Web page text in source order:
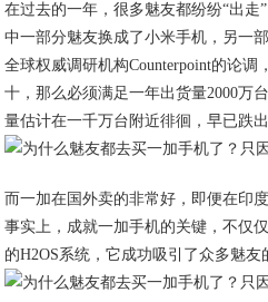
在过去的一年，很多魅友都纷纷“出
中一部分魅友换成了小米手机，另一
全球权威调研机构Counterpoint的论
十，那么必须满足一年出货量2000万
量估计在一千万台附近徘徊，早已跌出
而一加在国外卖的非常好，即便在印
事实上，成就一加手机的关键，不仅
的H2OS系统，它成功吸引了众多魅友